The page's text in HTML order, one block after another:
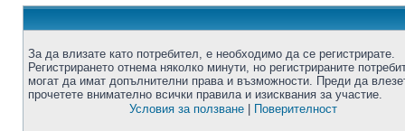
За да влизате като потребител, е необходимо да се регистрирате.
Регистрирането отнема няколко минути, но регистрираните
могат да имат допълнителни права и възможности. Преди да
прочетете внимателно всички правила и изисквания за участие.
Условия за ползване| Поверителност